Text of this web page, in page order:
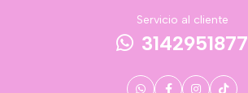
Servicio al cliente
3142951877